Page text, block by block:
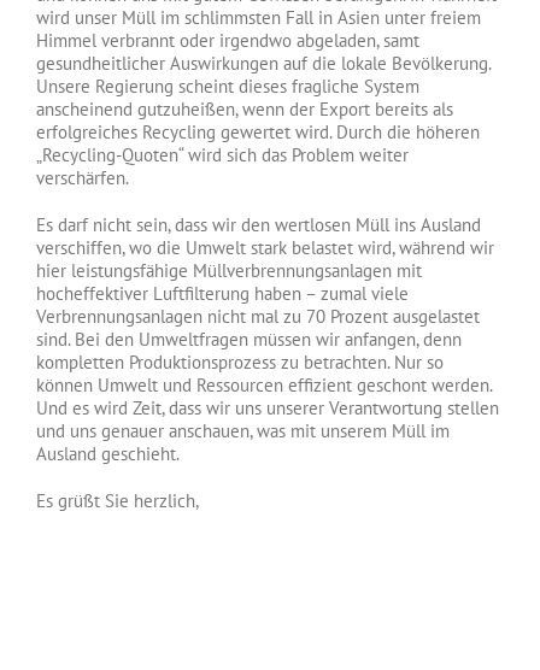
wird unser Müll im schlimmsten Fall in Asien unter freiem
Himmel verbrannt oder irgendwo abgeladen, samt
gesundheitlicher Auswirkungen auf die lokale Bevölkerung.
Unsere Regierung scheint dieses fragliche System
anscheinend gutzuheißen, wenn der Export bereits als
erfolgreiches Recycling gewertet wird. Durch die höheren
„Recycling-Quoten“ wird sich das Problem weiter
verschärfen.
Es darf nicht sein, dass wir den wertlosen Müll ins Ausland
verschiffen, wo die Umwelt stark belastet wird, während wir
hier leistungsfähige Müllverbrennungsanlagen mit
hocheffektiver Luftfilterung haben – zumal viele
Verbrennungsanlagen nicht mal zu 70 Prozent ausgelastet
sind. Bei den Umweltfragen müssen wir anfangen, denn
kompletten Produktionsprozess zu betrachten. Nur so
können Umwelt und Ressourcen effizient geschont werden.
Und es wird Zeit, dass wir uns unserer Verantwortung stellen
und uns genauer anschauen, was mit unserem Müll im
Ausland geschieht.
Es grüßt Sie herzlich,